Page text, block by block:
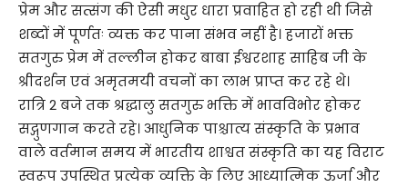
प्रेम और सत्संग की ऐसी मधुर धारा प्रवाहित हो रही थी जिसे
शब्दों में पूर्णतः व्यक्त कर पाना संभव नहीं है। हजारों भक्त
सतगुरु प्रेम में तल्लीन होकर बाबा ईश्वरशाह साहिब जी के
श्रीदर्शन एवं अमृतमयी वचनों का लाभ प्राप्त कर रहे थे।
रात्रि 2 बजे तक श्रद्धालु सतगुरु भक्ति में भावविभोर होकर
सद्गुणगान करते रहे। आधुनिक पाश्चात्य संस्कृति के प्रभाव
वाले वर्तमान समय में भारतीय शाश्वत संस्कृति का यह विराट
स्वरूप उपस्थित प्रत्येक व्यक्ति के लिए आध्यात्मिक ऊर्जा और